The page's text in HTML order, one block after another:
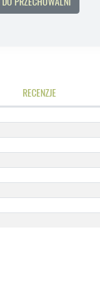
RECENZJE